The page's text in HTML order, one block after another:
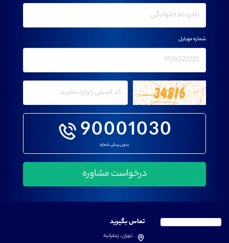
90001030
بدون پیش شماره
شماره موبایل
تماس بگیرید
تهران، زعفرانیه